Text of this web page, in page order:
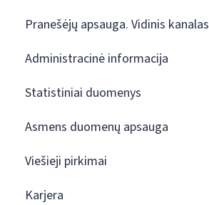
Pranešėjų apsauga. Vidinis kanalas
Administracinė informacija
Statistiniai duomenys
Asmens duomenų apsauga
Viešieji pirkimai
Karjera